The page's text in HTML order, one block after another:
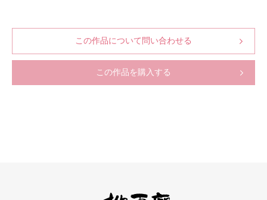
この作品について問い合わせる
この作品を購入する